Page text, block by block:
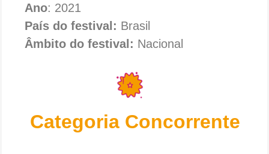
Ano: 2021
País do festival: Brasil
Âmbito do festival: Nacional
Categoria Concorrente